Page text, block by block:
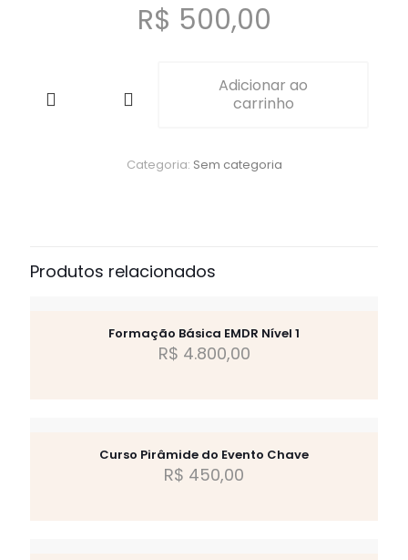
R$ 500,00
Adicionar ao
carrinho
Categoria: Sem categoria
Produtos relacionados
Formação Básica EMDR Nível 1
R$ 4.800,00
Curso Pirâmide do Evento Chave
R$ 450,00